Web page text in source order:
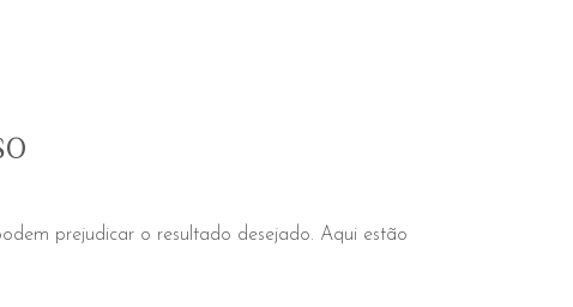
prejudicar o resultado desejado. Aqui estão